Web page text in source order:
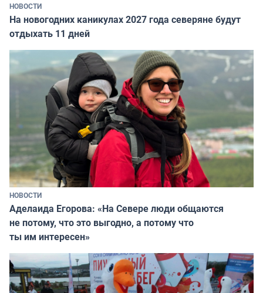
НОВОСТИ
На новогодних каникулах 2027 года северяне будут
отдыхать 11 дней
НОВОСТИ
Аделаида Егорова: «На Севере люди общаются
не потому, что это выгодно, а потому что
ты им интересен»